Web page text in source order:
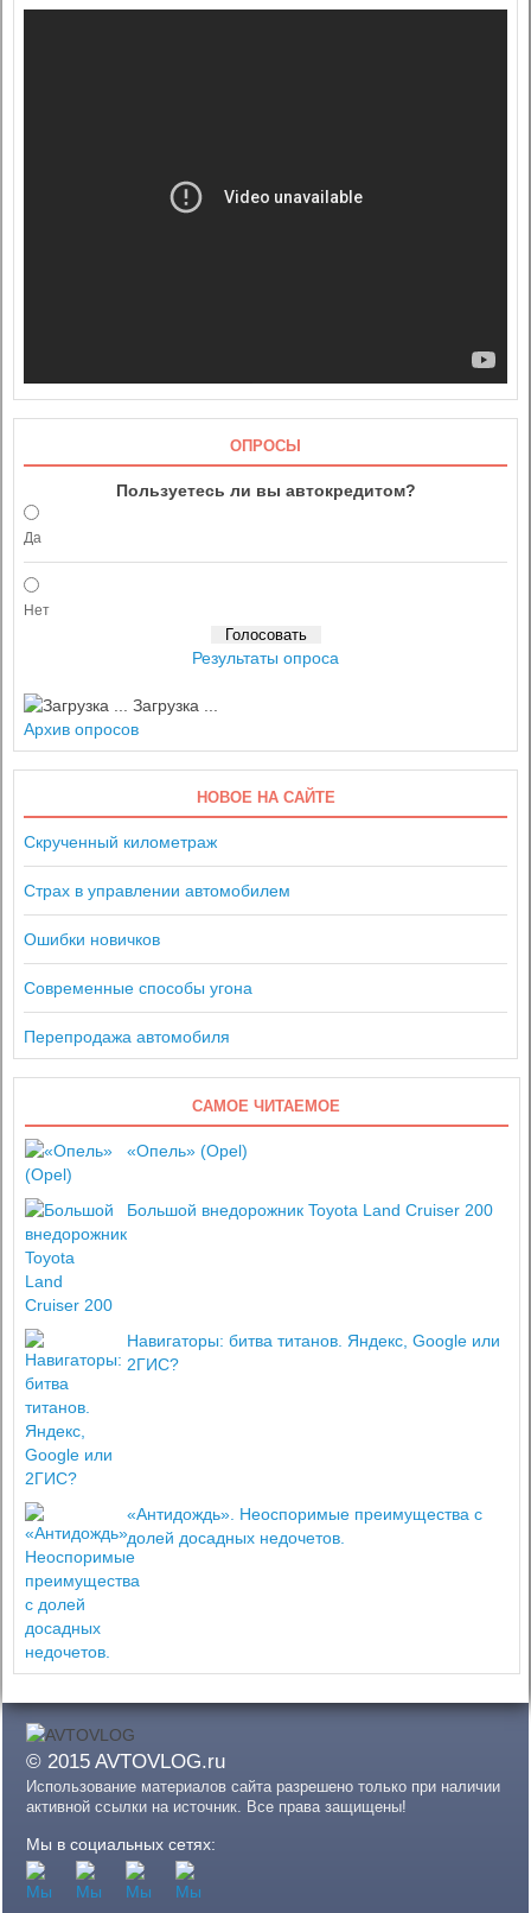
ОПРОСЫ
Пользуетесь ли вы автокредитом?
Да
Нет
Результаты опроса
Загрузка ...
Архив опросов
НОВОЕ НА САЙТЕ
Скрученный километраж
Страх в управлении автомобилем
Ошибки новичков
Современные способы угона
Перепродажа автомобиля
САМОЕ ЧИТАЕМОЕ
«Опель» (Opel)
Большой внедорожник Toyota Land Cruiser 200
Навигаторы: битва титанов. Яндекс, Google или
2ГИС?
«Антидождь». Неоспоримые преимущества с
долей досадных недочетов.
© 2015 AVTOVLOG.ru
Использование материалов сайта разрешено только при наличии
активной ссылки на источник. Все права защищены!
Мы в социальных сетях: